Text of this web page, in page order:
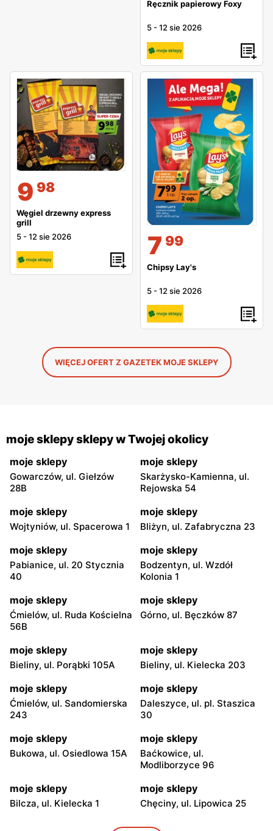
Ręcznik papierowy Foxy
5 -12 sie 2026
9 98
Węgiel drzewny express
grill
5 -12 sie 2026 7 99
Chipsy Lay's
5 -12 sie 2026
WIĘCEJ OFERT Z GAZETEK MOJE SKLEPY
moje sklepy sklepy w Twojej okolicy
moje sklepy
Gowarczów, ul. Giełzów
28B
moje sklepy
Skarżysko-Kamienna, ul.
Rejowska 54
moje sklepy
Wojtyniów, ul. Spacerowa 1
moje sklepy
Bliżyn, ul. Zafabryczna 23
moje sklepy
Pabianice, ul. 20 Stycznia
40
moje sklepy
Bodzentyn, ul. Wzdół
Kolonia 1
moje sklepy
Ćmielów, ul. Ruda Kościelna
56B
moje sklepy
Górno, ul. Bęczków 87
moje sklepy
Bieliny, ul. Porąbki 105A
moje sklepy
Bieliny, ul. Kielecka 203
moje sklepy
Ćmielów, ul. Sandomierska
243
moje sklepy
Daleszyce, ul. pl. Staszica
30
moje sklepy
Bukowa, ul. Osiedlowa 15A
moje sklepy
Baćkowice, ul.
Modliborzyce 96
moje sklepy
Bilcza, ul. Kielecka 1
moje sklepy
Chęciny, ul. Lipowica 25
moje sklepy